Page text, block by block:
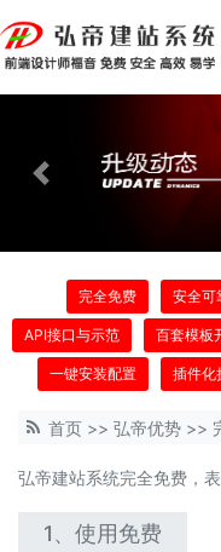
Previous
完全免费 安全可
API接口与示范 百套模板
一键安装配置 插件化
首页 >> 弘帝优势 >>
弘帝建站系统完全免费，
1、使用免费